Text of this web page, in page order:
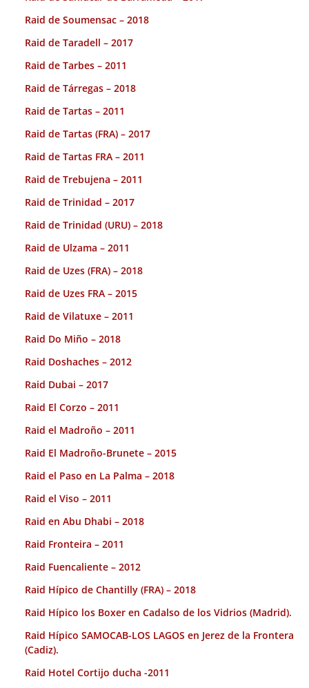
Raid de Soumensac – 2018
Raid de Taradell – 2017
Raid de Tarbes – 2011
Raid de Tárregas – 2018
Raid de Tartas – 2011
Raid de Tartas (FRA) – 2017
Raid de Tartas FRA – 2011
Raid de Trebujena – 2011
Raid de Trinidad – 2017
Raid de Trinidad (URU) – 2018
Raid de Ulzama – 2011
Raid de Uzes (FRA) – 2018
Raid de Uzes FRA – 2015
Raid de Vilatuxe – 2011
Raid Do Miño – 2018
Raid Doshaches – 2012
Raid Dubai – 2017
Raid El Corzo – 2011
Raid el Madroño – 2011
Raid El Madroño-Brunete – 2015
Raid el Paso en La Palma – 2018
Raid el Viso – 2011
Raid en Abu Dhabi – 2018
Raid Fronteira – 2011
Raid Fuencaliente – 2012
Raid Hípico de Chantilly (FRA) – 2018
Raid Hípico los Boxer en Cadalso de los Vidrios (Madrid).
Raid Hípico SAMOCAB-LOS LAGOS en Jerez de la Frontera
(Cadiz).
Raid Hotel Cortijo ducha -2011